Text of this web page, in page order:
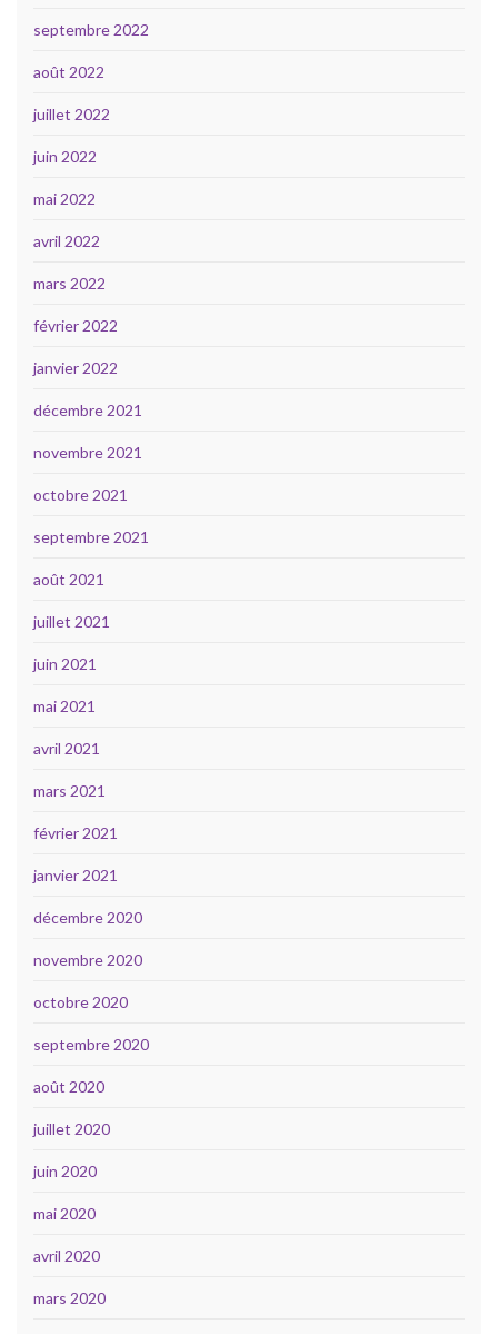
septembre 2022
août 2022
juillet 2022
juin 2022
mai 2022
avril 2022
mars 2022
février 2022
janvier 2022
décembre 2021
novembre 2021
octobre 2021
septembre 2021
août 2021
juillet 2021
juin 2021
mai 2021
avril 2021
mars 2021
février 2021
janvier 2021
décembre 2020
novembre 2020
octobre 2020
septembre 2020
août 2020
juillet 2020
juin 2020
mai 2020
avril 2020
mars 2020